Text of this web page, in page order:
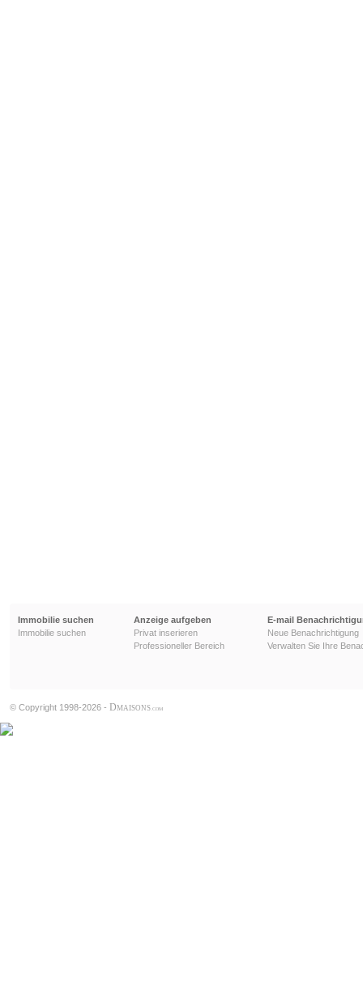
Immobilie suchen
Immobilie suchen
Anzeige aufgeben
Privat inserieren
Professioneller Bereich
E-mail
Neue Benachrichtigung
Verwalten Sie Ihre
© Copyright 1998-2026 - DMAISONS .COM